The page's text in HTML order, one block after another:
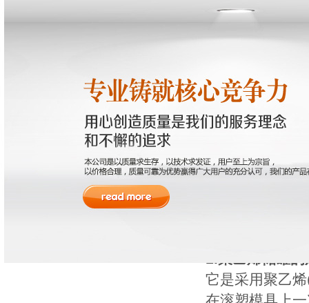
传 真：0510-85380768
销售热线：13506188262（顾先生）
网址：www.fangfuchuguan.com
PE储罐 是采用
原料，在滚塑
1.聚乙烯储罐
它是采用聚乙